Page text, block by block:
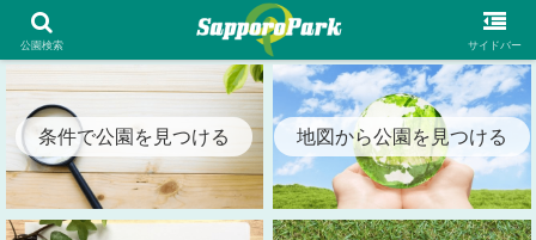
札幌市内の全公園情報を検索出来る札幌パーク（SapporoPark）
条件で公園を見つける 地図から公園を見つける
公園検索 サイドバー